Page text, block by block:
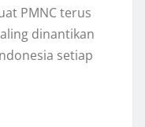
PMNC terus
dinantikan
setiap